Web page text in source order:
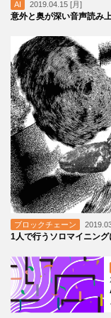
AI 2019.04.15 [月]
意外と奥が深い音声読み
ブロックチェーン
1人で行うソロマイニン